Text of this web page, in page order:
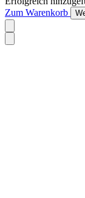
Zum Warenkorb